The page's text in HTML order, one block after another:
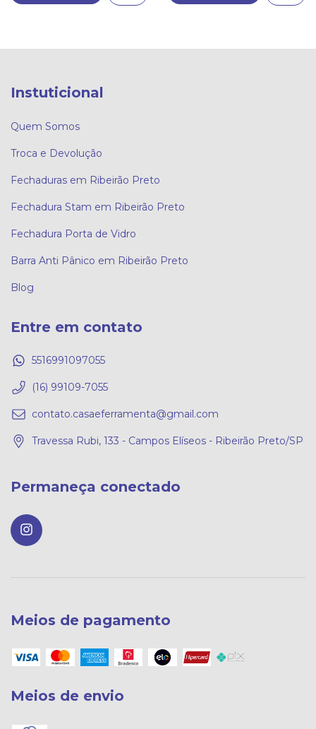
Instuticional
Quem Somos
Troca e Devolução
Fechaduras em Ribeirão Preto
Fechadura Stam em Ribeirão Preto
Fechadura Porta de Vidro
Barra Anti Pânico em Ribeirão Preto
Blog
Entre em contato
5516991097055
(16) 99109-7055
contato.casaeferramenta@gmail.com
Travessa Rubi, 133 - Campos Elíseos - Ribeirão Preto/SP
Permaneça conectado
Meios de pagamento
Meios de envio